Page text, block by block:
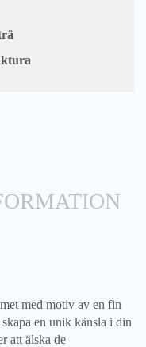
med motiv av en fin
en unik känsla i din
att älska de